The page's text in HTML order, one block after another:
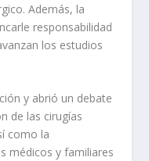
Además, la
responsabilidad
los estudios
y abrió un debate
de las cirugías
como la
médicos y familiares